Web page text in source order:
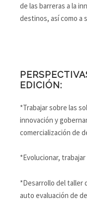
de las barreras a la
destinos, así como a
EDICIÓN:
*Trabajar sobre las
innovación y
comercialización de
*Evolucionar,
*Desarrollo del taller
auto evaluación de